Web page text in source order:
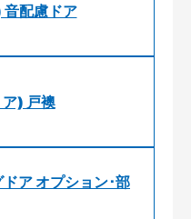
配慮ドア
) 戸襖
ア オプション･部